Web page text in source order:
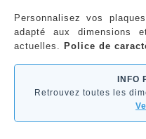
Personnalisez vos
adapté aux dimensions
actuelles. Police de
INFO
Retrouvez toutes les